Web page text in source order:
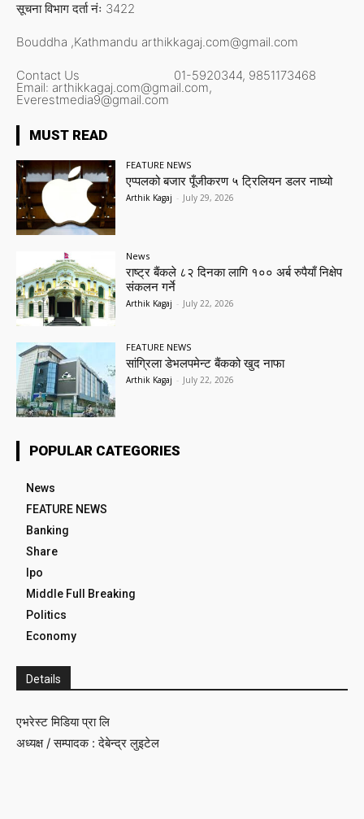
सूचना विभाग दर्ता नंः 3422
Bouddha ,Kathmandu arthikkagaj.com@gmail.com
Contact Us 01-5920344, 9851173468
Email: arthikkagaj.com@gmail.com,
Everestmedia9@gmail.com
MUST READ
FEATURE NEWS
एप्पलको बजार पूँजीकरण ५ ट्रिलियन डलर नाघ्यो
Arthik Kagaj - July 29, 2026
News
राष्ट्र बैंकले ८२ दिनका लागि १०० अर्ब रुपैयाँ निक्षेप
संकलन गर्ने
Arthik Kagaj - July 22, 2026
FEATURE NEWS
सांग्रिला डेभलपमेन्ट बैंकको खुद नाफा
Arthik Kagaj - July 22, 2026
POPULAR CATEGORIES
News
FEATURE NEWS
Banking
Share
Ipo
Middle Full Breaking
Politics
Economy
Details
एभरेस्ट मिडिया प्रा लि
अध्यक्ष / सम्पादक : देबेन्द्र लुइटेल